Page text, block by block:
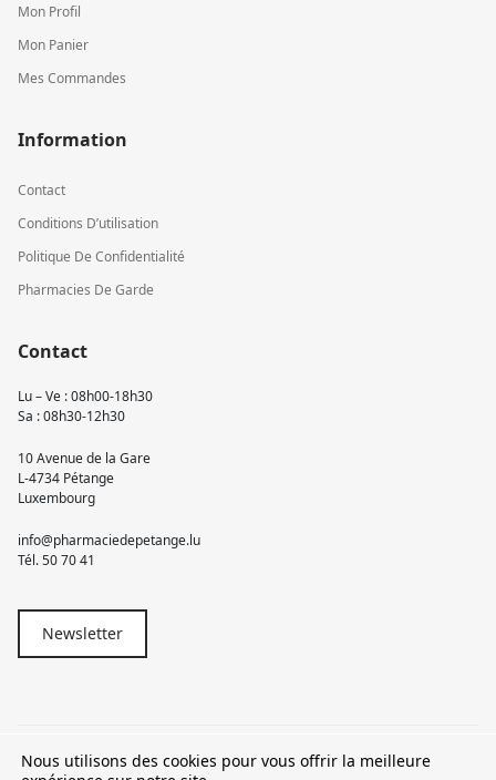
Mon Profil
Mon Panier
Mes Commandes
Information
Contact
Conditions D’utilisation
Politique De Confidentialité
Pharmacies De Garde
Contact
Lu – Ve : 08h00-18h30
Sa : 08h30-12h30
10 Avenue de la Gare
L-4734 Pétange
Luxembourg
info@pharmaciedepetange.lu
Tél.50 70 41
Newsletter
© 2026 Pharmacie Pétange
Nous utilisons des cookies pour vous offrir la meilleure